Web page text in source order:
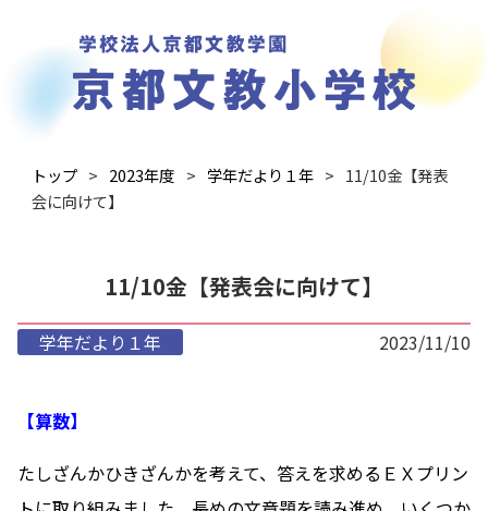
トップ 2023年度 学年だより１年
11/10金【発表
会に向けて】
11/10金【発表会に向けて】
学年だより１年 2023/11/10
【算数】
たしざんかひきざんかを考えて、答えを求めるＥＸプリン